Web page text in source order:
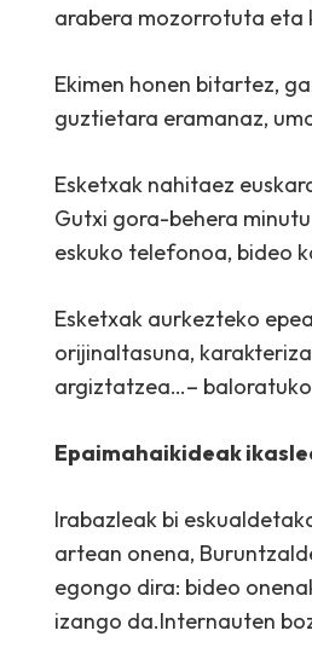
arabera mozorrotuta eta
Ekimen honen bitartez,
guztietara eramanaz,
Esketxak nahitaez
Gutxi gora-behera
eskuko telefonoa, bideo
Esketxak aurkezteko
orijinaltasuna,
argiztatzea…–
Epaimahaikideak
Irabazleak bi
artean onena,
egongo dira: bideo
izango da.Internauten